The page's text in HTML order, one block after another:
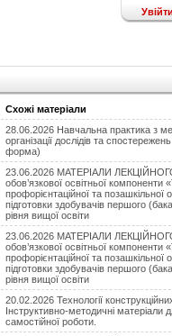
Увійти
Схожі матеріали
28.06.2026 Навчальна практика з
організації дослідів та
форма)
23.06.2026 МАТЕРІАЛИ
обов’язкової освітньої компоненти
профорієнтаційної та позашкільної
підготовки здобувачів першого
рівня вищої освіти
23.06.2026 МАТЕРІАЛИ
обов’язкової освітньої компоненти
профорієнтаційної та позашкільної
підготовки здобувачів першого
рівня вищої освіти
20.02.2026 Технології
Інструктивно-методичні матеріали
самостійної роботи.